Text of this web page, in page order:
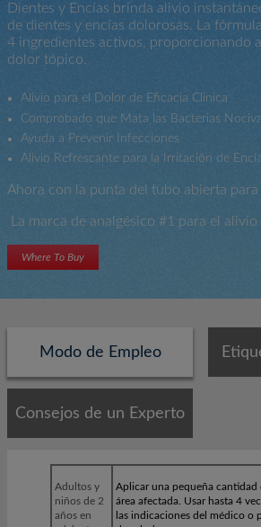
Dientes y Encías brinda alivio
de dientes y encías dolorosas. La
4 ingredientes activos, proporcionando
dolor tópico.
Alivio para el Dolor de Eficacia Clínica
Comprobado que Mata las Bacterias
Ayuda a Prevenir Infecciones
Alivio Refrescante para la Irritación de
Ahora con la punta del tubo abierta para
La marca de analgésico #1 para el
Where To Buy
Modo de Empleo
Consejos de un Experto
Adultos y
niños de 2
años en
Aplicar una pequeña cantidad
área afectada. Usar hasta 4
las indicaciones del médico o